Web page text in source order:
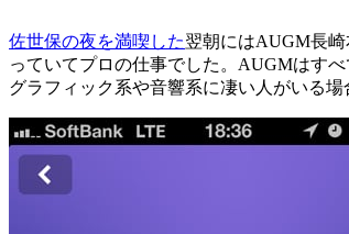
佐世保の夜を満喫した翌朝にはAUGM長
っていてプロの仕事でした。AUGMはす
グラフィック系や音響系に凄い人がいる場